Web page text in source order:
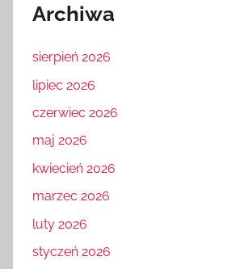
Archiwa
sierpień 2026
lipiec 2026
czerwiec 2026
maj 2026
kwiecień 2026
marzec 2026
luty 2026
styczeń 2026